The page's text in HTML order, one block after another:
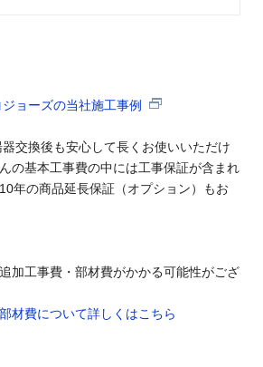
ョーズの当社施工事例
器交換後も安心して長くお使いいただけ
の基本工事費の中には工事保証が含まれ
年の商品延長保証（オプション）もお
加工事費・部材費がかかる可能性がござ
材費について詳しくはこちら